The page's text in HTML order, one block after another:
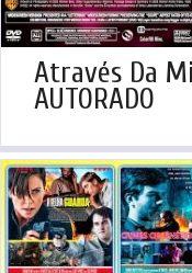
Através Da
AUTORADO